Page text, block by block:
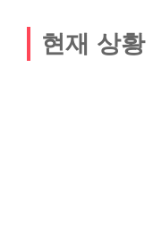
현재 상